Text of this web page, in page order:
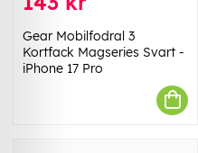
Gear Mobilfodral 3
Kortfack Magseries Svart -
iPhone 17 Pro